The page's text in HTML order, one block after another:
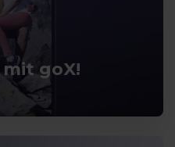
mit goX!